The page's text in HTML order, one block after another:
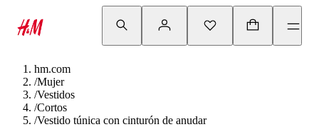
hm.com
/Mujer
/Vestidos
/Cortos
/Vestido túnica con cinturón de anudar